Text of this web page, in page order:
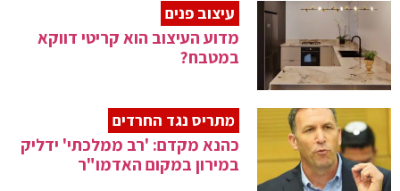
עיצוב פנים
מדוע העיצוב הוא קריטי דווקא
במטבח?
מתריס נגד החרדים
כהנא מקדם: 'רב ממלכתי' ידליק
במירון במקום האדמו"ר